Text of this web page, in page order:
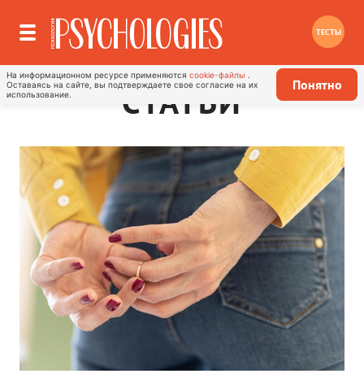
ТЕСТЫ
На информационном ресурсе применяются cookie-файлы
Оставаясь на сайте, вы подтверждаете свое согласие на их
использование.
Понятно
СТАТЬИ